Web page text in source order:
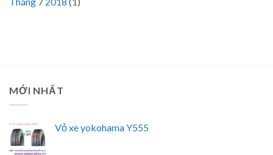
MỚI NHẤT
Vỏ xe yokohama Y555